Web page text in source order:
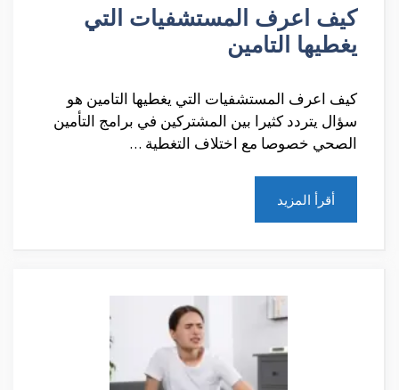
كيف اعرف المستشفيات التي
يغطيها التامين
كيف اعرف المستشفيات التي يغطيها التامين هو
سؤال يتردد كثيرا بين المشتركين في برامج التأمين
الصحي خصوصا مع اختلاف التغطية …
أقرأ المزيد